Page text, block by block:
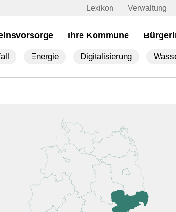
Lexikon Verwaltung
Ihre Kommune
Energie Digitalisierung